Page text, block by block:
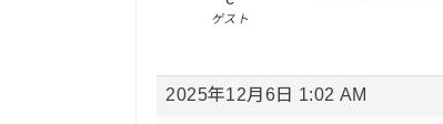
ゲスト
2025年12月6日 1:02 AM